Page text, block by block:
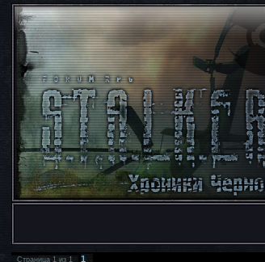
Страница1из1 1